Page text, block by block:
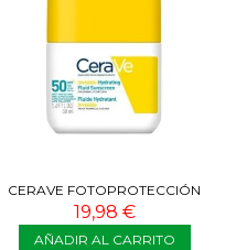
CERAVE FOTOPROTECCIÓN
FLUIDA SPF50 50 ML
19,98 €
AÑADIR AL CARRITO